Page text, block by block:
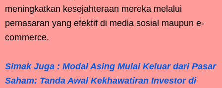
meningkatkan kesejahteraan mereka melalui
pemasaran yang efektif di media sosial maupun e-
commerce.
Simak Juga : Modal Asing Mulai Keluar dari Pasar
Saham: Tanda Awal Kekhawatiran Investor di